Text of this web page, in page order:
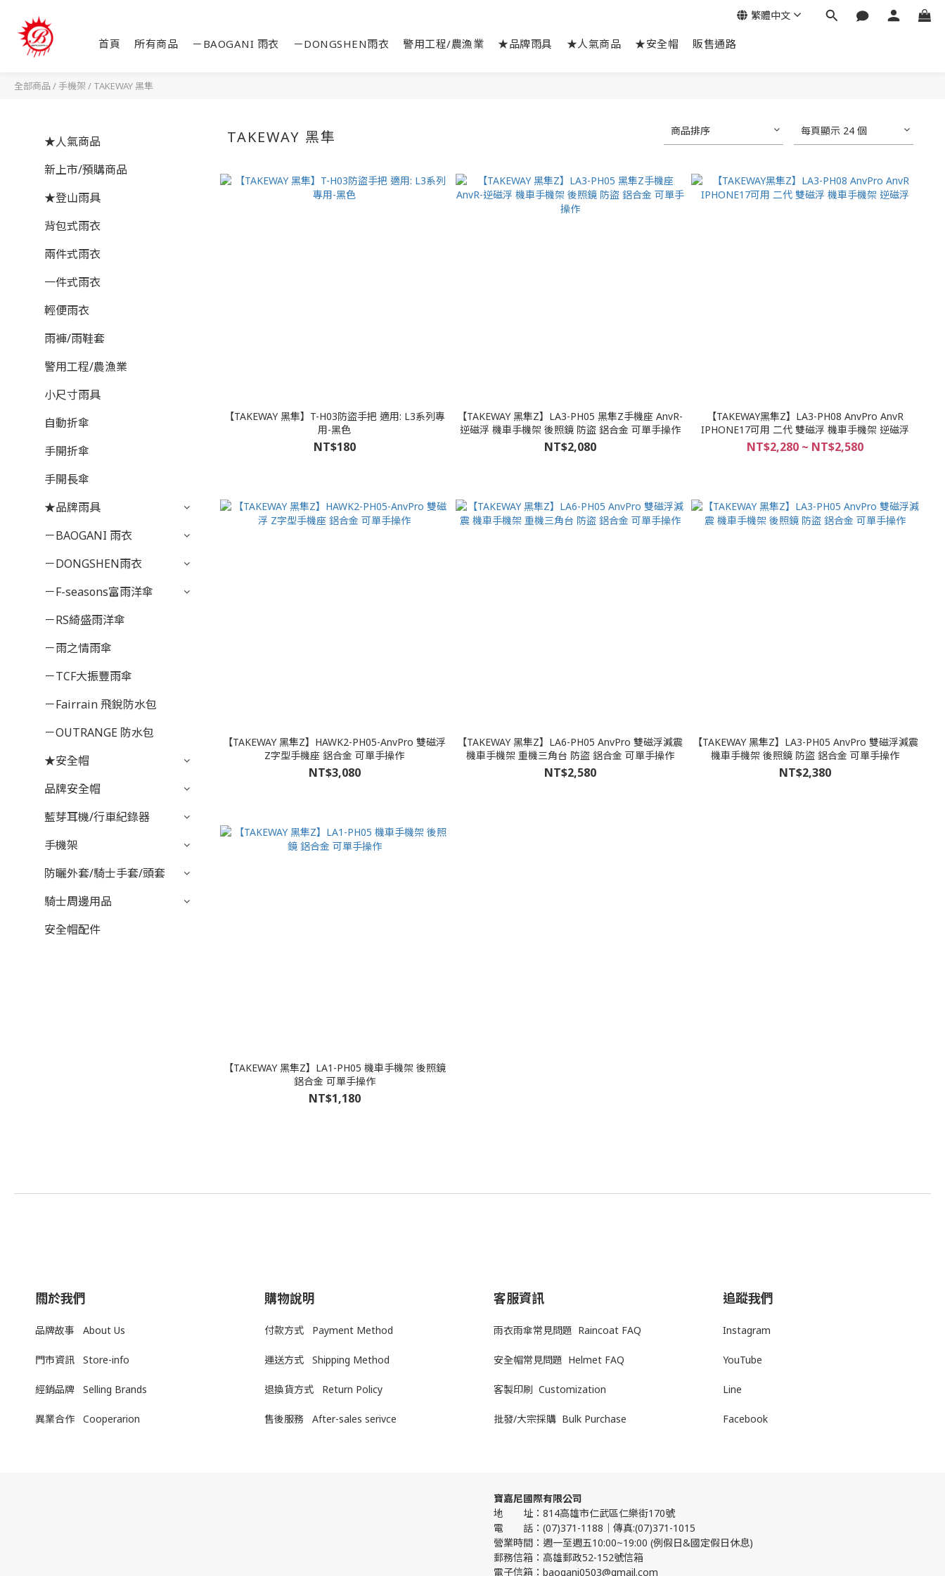
首頁 所有商品 －BAOGANI 雨衣 －DONGSHEN雨衣 警用工程/農漁業 ★品牌雨具 ★人氣商品 ★安全帽 販售通路
繁體中文
全部商品 /手機架 / TAKEWAY 黑隼
★人氣商品
新上市/預購商品
★登山雨具
背包式雨衣
兩件式雨衣
一件式雨衣
輕便雨衣
雨褲/雨鞋套
警用工程/農漁業
小尺寸雨具
自動折傘
手開折傘
手開長傘
★品牌雨具
－BAOGANI 雨衣
－DONGSHEN雨衣
－F-seasons富雨洋傘
－RS綺盛雨洋傘
－雨之情雨傘
－TCF大振豐雨傘
－Fairrain 飛銳防水包
－OUTRANGE 防水包
★安全帽
品牌安全帽
藍芽耳機/行車紀錄器
手機架
防曬外套/騎士手套/頭套
騎士周邊用品
安全帽配件
TAKEWAY 黑隼 商品排序 每頁顯示 24 個
【TAKEWAY 黑隼】T-H03防盜手把 適用: L3系列專
用-黑色
NT$180
【TAKEWAY 黑隼Z】LA3-PH05 黑隼Z手機座 AnvR-
逆磁浮 機車手機架 後照鏡 防盜 鋁合金 可單手操作
NT$2,080
【TAKEWAY黑隼Z】LA3-PH08 AnvPro AnvR
IPHONE17可用 二代 雙磁浮 機車手機架 逆磁浮
NT$2,280 ~ NT$2,580
【TAKEWAY 黑隼Z】HAWK2-PH05-AnvPro 雙磁浮
Z字型手機座 鋁合金 可單手操作
NT$3,080
【TAKEWAY 黑隼Z】LA6-PH05 AnvPro 雙磁浮減震
機車手機架 重機三角台 防盜 鋁合金 可單手操作
NT$2,580
【TAKEWAY 黑隼Z】LA3-PH05 AnvPro 雙磁浮減震
機車手機架 後照鏡 防盜 鋁合金 可單手操作
NT$2,380
【TAKEWAY 黑隼Z】LA1-PH05 機車手機架 後照鏡
鋁合金 可單手操作
NT$1,180
關於我們
品牌故事 About Us
門市資訊 Store-info
經銷品牌 Selling Brands
異業合作 Cooperarion
購物說明
付款方式 Payment Method
運送方式 Shipping Method
退換貨方式 Return Policy
售後服務 After-sales serivce
客服資訊
雨衣雨傘常見問題 Raincoat FAQ
安全帽常見問題 Helmet FAQ
客製印刷 Customization
批發/大宗採購 Bulk Purchase
追蹤我們
Instagram
YouTube
Line
Facebook
寶嘉尼國際有限公司
地 址：814高雄市仁武區仁樂街170號
電 話：(07)371-1188｜傳真:(07)371-1015
營業時間：週一至週五10:00~19:00 (例假日&國定假日休息)
郵務信箱：高雄郵政52-152號信箱
電子信箱：baogani0503@gmail.com